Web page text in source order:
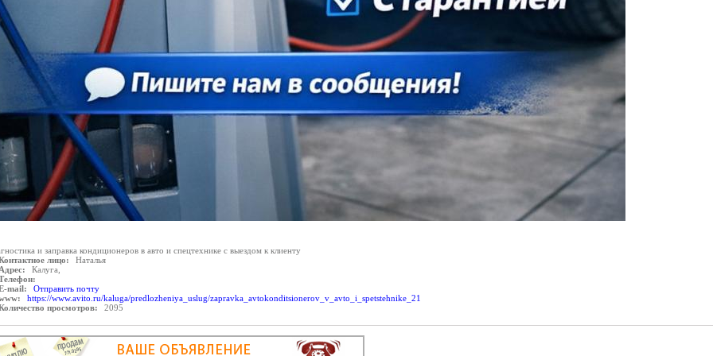
и заправка кондиционеров в авто и спецтехнике с выездом к клиенту
лицо:
Наталья
Калуга,
mail:
Отправить почту
https://www.avito.ru/kaluga/predlozheniya_uslug/zapravka_avtokonditsionerov_v_avto_i_spetstehnike_21
просмотров:
2095